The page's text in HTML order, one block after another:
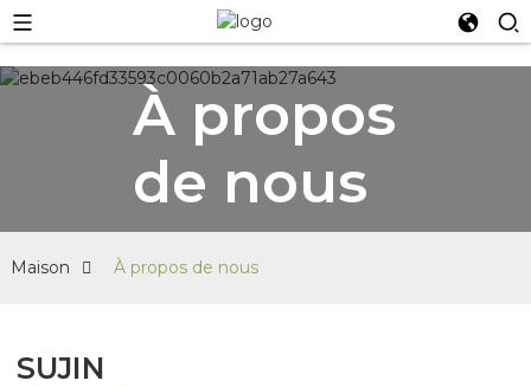
À propos
de nous
Maison À propos de nous
SUJIN